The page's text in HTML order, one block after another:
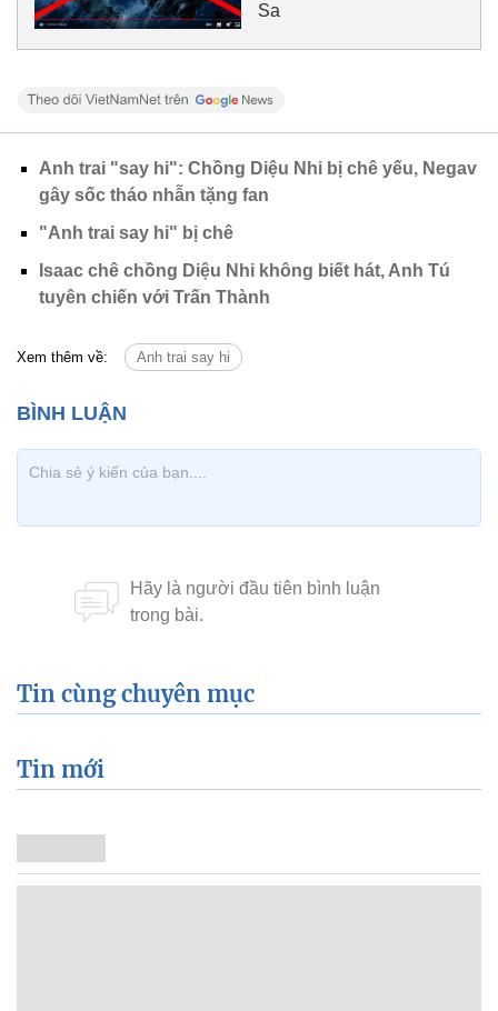
Sa
Anh trai "say hi": Chồng Diệu Nhi bị chê yếu, Negav
gây sốc tháo nhẫn tặng fan
"Anh trai say hi" bị chê
Isaac chê chồng Diệu Nhi không biết hát, Anh Tú
tuyên chiến với Trấn Thành
Xem thêm về: Anh trai say hi
Tin cùng chuyên mục
Tin mới